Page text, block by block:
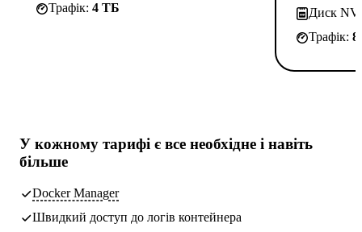
Трафік: 4 TБ
Диск
Трафік:
У кожному тарифі є все необхідне і навіть
більше
Docker Manager
Швидкий доступ до логів контейнера